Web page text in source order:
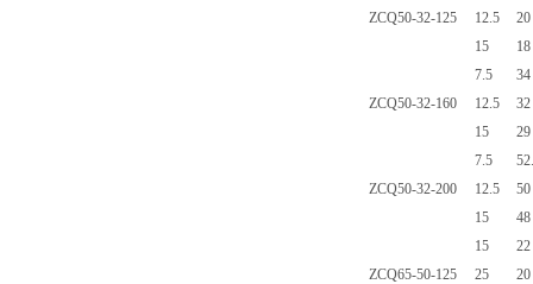
ZCQ50-32-125
12.5
15
20
18
ZCQ50-32-160
7.5
12.5
15
34
32
29
ZCQ50-32-200
7.5
12.5
15
50
48
ZCQ65-50-125
15
25
22
20